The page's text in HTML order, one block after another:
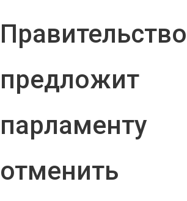
Правительство
предложит
парламенту
отменить